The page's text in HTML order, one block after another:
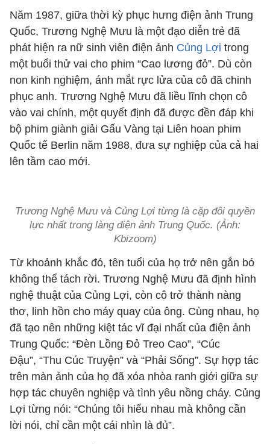
Năm 1987, giữa thời kỳ phục hưng điện ảnh Trung
Quốc, Trương Nghệ Mưu là một đạo diễn trẻ đã
phát hiện ra nữ sinh viên điện ảnh Củng Lợi trong
một buổi thử vai cho phim “Cao lương đỏ”. Dù còn
non kinh nghiệm, ánh mắt rực lửa của cô đã chinh
phục anh. Trương Nghệ Mưu đã liều lĩnh chọn cô
vào vai chính, một quyết định đã được đền đáp khi
bộ phim giành giải Gấu Vàng tại Liên hoan phim
Quốc tế Berlin năm 1988, đưa sự nghiệp của cả hai
lên tầm cao mới.
Trương Nghệ Mưu và Củng Lợi từng là cặp đôi quyền
lực nhất trong làng điện ảnh Trung Quốc. (Ảnh:
Kbizoom)
Từ khoảnh khắc đó, tên tuổi của họ trở nên gắn bó
không thể tách rời. Trương Nghệ Mưu đã định hình
nghệ thuật của Củng Lợi, còn cô trở thành nàng
thơ, linh hồn cho máy quay của ông. Cùng nhau, họ
đã tạo nên những kiệt tác vĩ đại nhất của điện ảnh
Trung Quốc: “Đèn Lồng Đỏ Treo Cao”, “Cúc
Đậu”, “Thu Cúc Truyện” và “Phải Sống”. Sự hợp tác
trên màn ảnh của họ đã xóa nhòa ranh giới giữa sự
hợp tác chuyên nghiệp và tình yêu nồng cháy. Củng
Lợi từng nói: “Chúng tôi hiểu nhau mà không cần
lời nói, chỉ cần một cái nhìn là đủ”.